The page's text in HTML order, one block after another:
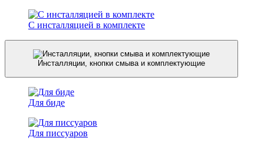
С инсталляцией в комплекте
Инсталляции, кнопки смыва и комплектующие
Для биде
Для писсуаров